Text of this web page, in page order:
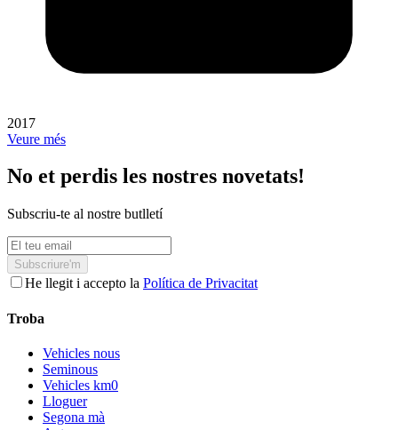
2017
Veure més
No et perdis les nostres novetats!
Subscriu-te al nostre butlletí
Subscriure'm
He llegit i accepto la Política de Privacitat
Troba
Vehicles nous
Seminous
Vehicles km0
Lloguer
Segona mà